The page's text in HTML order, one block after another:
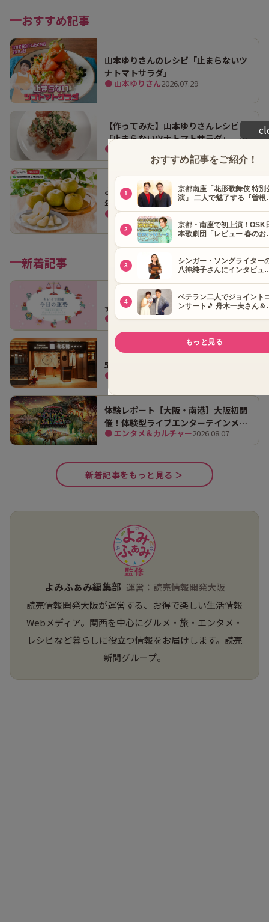
おすすめ記事
山本ゆりさんのレシピ「止まらないツ
ナトマトサラダ」
● 山本ゆりさん2026.07.29
【作ってみた】山本ゆりさんレシピ
「止まらないツナトマトサラダ」 ホ
ンマにうますぎて止まらん
● グルメ
よみうりショッピング 富山県民が毎
年楽しみに待つブランド梨「呉羽梨
（幸水）」限定100箱を特別販売！
● グルメ2026.07.14
新着記事
【2026年8月8日(土)】キレイで開運
★今日の運勢★
● 占い2026.08.08
【大阪・心斎橋】「クオーツ心斎橋」
5階レストランフロアが7月16日にオー
プン！ 全国初・関西初出店を含む多彩
な9店舗
● グルメ
体験レポート【大阪・南港】大阪初開
催！体験型ライブエンターテインメン
ト「DINO SAFARI（ディノ サファリ）
2026」で、大迫力の恐竜の世界を体験
してきました。
● エンタメ＆カルチャー2026.08.07
新着記事をもっと見る ＞
監修
よみふぁみ編集部 運営：読売情報開発大阪
読売情報開発大阪が運営する、お得で楽しい生活情報
Webメディア。関西を中心にグルメ・旅・エンタメ・
レシピなど暮らしに役立つ情報をお届けします。読売
新聞グループ。